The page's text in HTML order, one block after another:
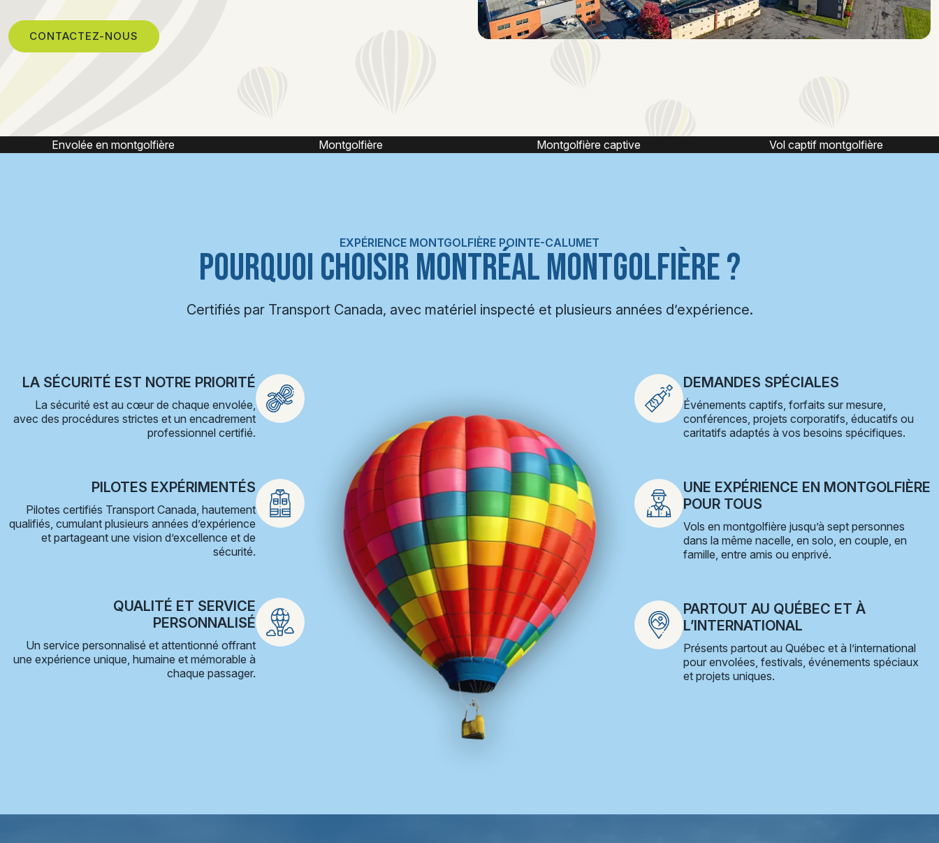
CONTACTEZ-NOUS
Montgolfière Montgolfière captive Vol captif montgolfière Vol en montgolfière
EXPÉRIENCE MONTGOLFIÈRE POINTE-CALUMET
POURQUOI CHOISIR MONTRÉAL MONTGOLFIÈRE ?
Certifiés par Transport Canada, avec matériel inspecté et plusieurs années d’expérience.
LA SÉCURITÉ EST NOTRE PRIORITÉ
La sécurité est au cœur de chaque envolée,
avec des procédures strictes et un encadrement
professionnel certifié.
PILOTES EXPÉRIMENTÉS
Pilotes certifiés Transport Canada, hautement
qualifiés, cumulant plusieurs années d’expérience
et partageant une vision d’excellence et de
sécurité.
QUALITÉ ET SERVICE
PERSONNALISÉ
Un service personnalisé et attentionné offrant
une expérience unique, humaine et mémorable à
chaque passager.
DEMANDES SPÉCIALES
Événements captifs, forfaits sur mesure,
conférences, projets corporatifs, éducatifs ou
caritatifs adaptés à vos besoins spécifiques.
UNE EXPÉRIENCE EN MONTGOLFIÈRE
POUR TOUS
Vols en montgolfière jusqu’à sept personnes
dans la même nacelle, en solo, en couple, en
famille, entre amis ou enprivé.
PARTOUT AU QUÉBEC ET À
L’INTERNATIONAL
Présents partout au Québec et à l’international
pour envolées, festivals, événements spéciaux
et projets uniques.